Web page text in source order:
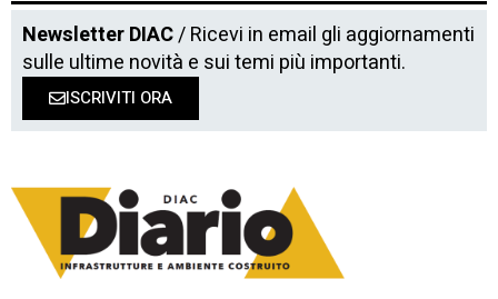
Newsletter DIAC/ Ricevi in email gli aggiornamenti
sulle ultime novità e sui temi più importanti.
ISCRIVITI ORA